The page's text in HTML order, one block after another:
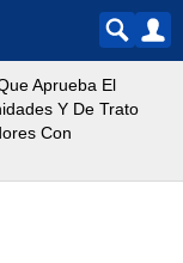
Aprueba El
Y De Trato
Con